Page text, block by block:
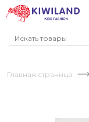
Главная страница